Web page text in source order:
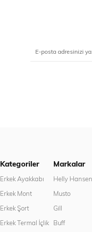
Kategoriler
Erkek Ayakkabı
Erkek Mont
Erkek Şort
Erkek Termal İçlik
Markalar
Helly Hansen
Musto
Gill
Buff